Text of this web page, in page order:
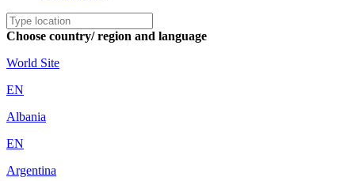
Choose country/ region and language
World Site
EN
Albania
EN
Argentina